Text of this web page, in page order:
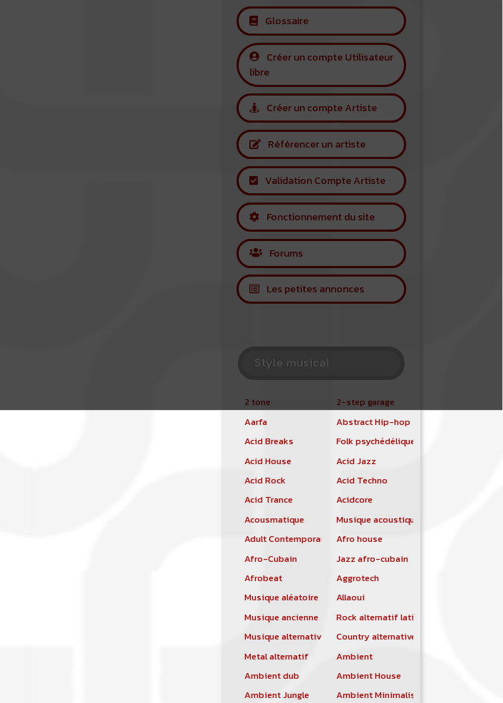
Glossaire
Créer un compte Utilisateur
libre
Créer un compte Artiste
Référencer un artiste
Validation Compte Artiste
Fonctionnement du site
Forums
Les petites annonces
Style musical
2 tone
2-step garage
Aarfa
Abstract Hip-hop
Acid Breaks
Folk psychédélique
Acid House
Acid Jazz
Acid Rock
Acid Techno
Acid Trance
Acidcore
Acousmatique
Musique acoustique
Adult Contemporary
Afro house
Afro-Cubain
Jazz afro-cubain
Afrobeat
Aggrotech
Musique aléatoire
Allaoui
Musique ancienne
Rock alternatif latino
Musique alternative
Country alternative
Metal alternatif
Ambient
Ambient dub
Ambient House
Ambient Jungle
Ambient Minimalist